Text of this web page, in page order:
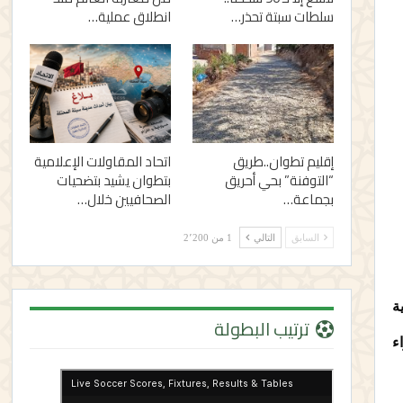
سلطات سبتة تحذر… انطلاق عملية…
إقليم تطوان..طريق
“التوفنة” بحي أحريق
بجماعة…
اتحاد المقاولات الإعلامية
بتطوان يشيد بتضحيات
الصحافيين خلال…
السابق التالي 1 من 2٬200
ترتيب البطولة